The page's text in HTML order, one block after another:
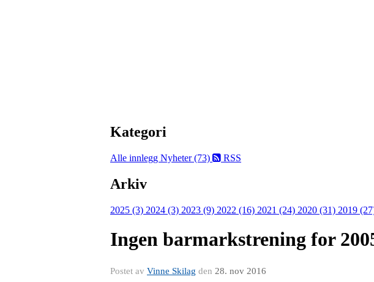
Kategori
Alle innlegg Nyheter (73) RSS
Arkiv
2025 (3) 2024 (3) 2023 (9) 2022 (16) 2021 (24) 2020 (31) 2019
Ingen barmarkstrening for
Postet av Vinne Skilag den 28. nov 2016